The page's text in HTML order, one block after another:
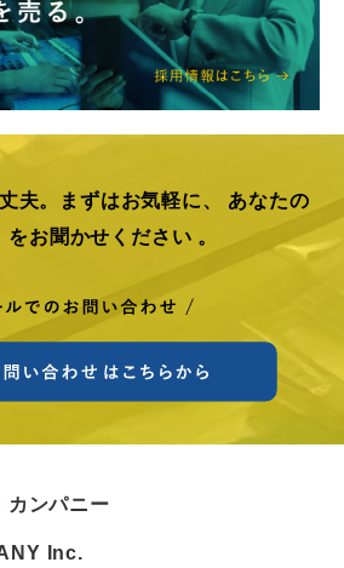
夫。まずはお気軽に、
あなたの
をお聞かせください 。
カンパニー
Inc.